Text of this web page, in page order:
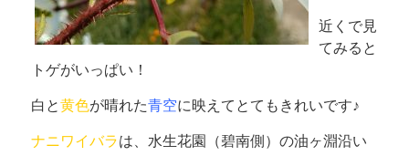
近くで見
てみると
トゲがいっぱい！
白と黄色が晴れた青空に映えてとてもきれいです♪
ナニワイバラは、水生花園（碧南側）の油ヶ淵沿い